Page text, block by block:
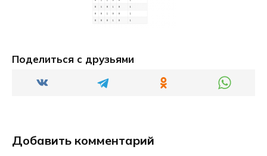
Поделиться с друзьями
Добавить комментарий